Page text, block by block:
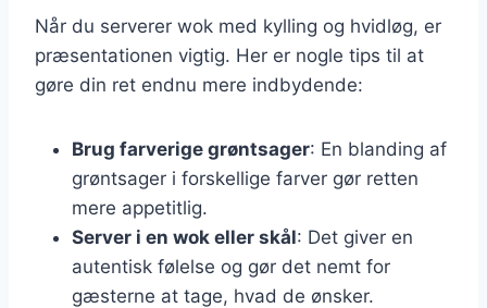
Når du serverer wok med kylling og hvidløg, er
præsentationen vigtig. Her er nogle tips til at
gøre din ret endnu mere indbydende:
Brug farverige grøntsager: En blanding af
grøntsager i forskellige farver gør retten
mere appetitlig.
Server i en wok eller skål: Det giver en
autentisk følelse og gør det nemt for
gæsterne at tage, hvad de ønsker.